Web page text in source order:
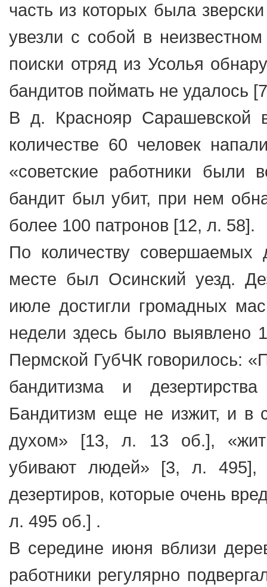
часть из которых была
увезли с собой в
поиски отряд из Усолья
бандитов поймать не удалось
В д. Краснояр Сарашевской
количестве 60 человек
«советские работники были
бандит был убит, при нем
более 100 патронов [12, л. 58].
По количеству совершаемых
месте был Осинский уезд.
июле достигли громадных
недели здесь было выявлено
Пермской ГубЧК говорилось:
бандитизма и
Бандитизм еще не изжит, и в
духом» [13, л. 13 об.],
убивают людей» [3, л. 495],
дезертиров, которые очень
л. 495 об.] .
В середине июня вблизи
работники регулярно